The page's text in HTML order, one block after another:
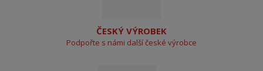
ČESKÝ VÝROBEK
Podpořte s námi další české výrobce